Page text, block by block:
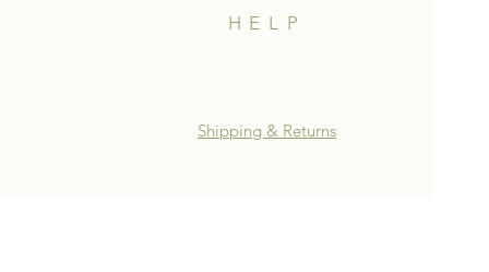
HELP
Shipping & Returns